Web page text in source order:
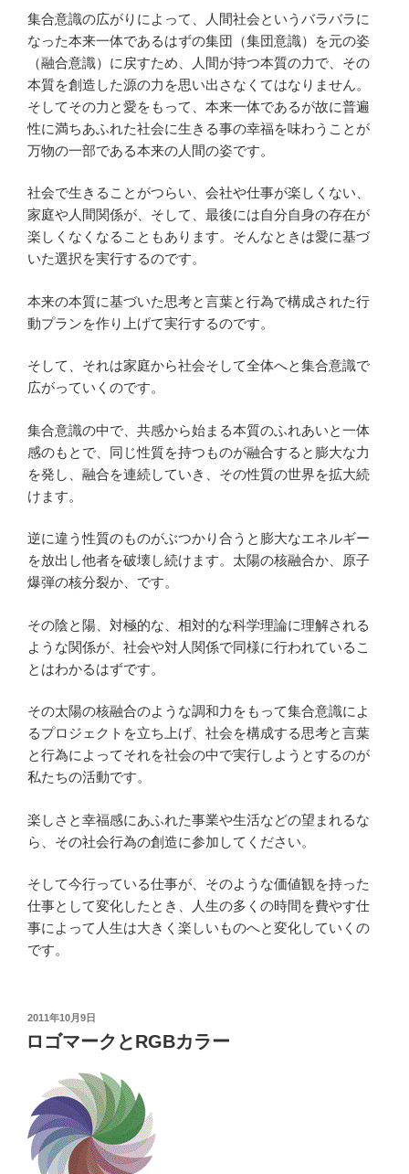
集合意識の広がりによって、人間社会というバラバラに
なった本来一体であるはずの集団（集団意識）を元の姿
（融合意識）に戻すため、人間が持つ本質の力で、その
本質を創造した源の力を思い出さなくてはなりません。
そしてその力と愛をもって、本来一体であるが故に普遍
性に満ちあふれた社会に生きる事の幸福を味わうことが
万物の一部である本来の人間の姿です。
社会で生きることがつらい、会社や仕事が楽しくない、
家庭や人間関係が、そして、最後には自分自身の存在が
楽しくなくなることもあります。そんなときは愛に基づ
いた選択を実行するのです。
本来の本質に基づいた思考と言葉と行為で構成された行
動プランを作り上げて実行するのです。
そして、それは家庭から社会そして全体へと集合意識で
広がっていくのです。
集合意識の中で、共感から始まる本質のふれあいと一体
感のもとで、同じ性質を持つものが融合すると膨大な力
を発し、融合を連続していき、その性質の世界を拡大続
けます。
逆に違う性質のものがぶつかり合うと膨大なエネルギー
を放出し他者を破壊し続けます。太陽の核融合か、原子
爆弾の核分裂か、です。
その陰と陽、対極的な、相対的な科学理論に理解される
ような関係が、社会や対人関係で同様に行われているこ
とはわかるはずです。
その太陽の核融合のような調和力をもって集合意識によ
るプロジェクトを立ち上げ、社会を構成する思考と言葉
と行為によってそれを社会の中で実行しようとするのが
私たちの活動です。
楽しさと幸福感にあふれた事業や生活などの望まれるな
ら、その社会行為の創造に参加してください。
そして今行っている仕事が、そのような価値観を持った
仕事として変化したとき、人生の多くの時間を費やす仕
事によって人生は大きく楽しいものへと変化していくの
です。
投
稿
日:
2011年10月9日
ロゴマークとRGBカラー